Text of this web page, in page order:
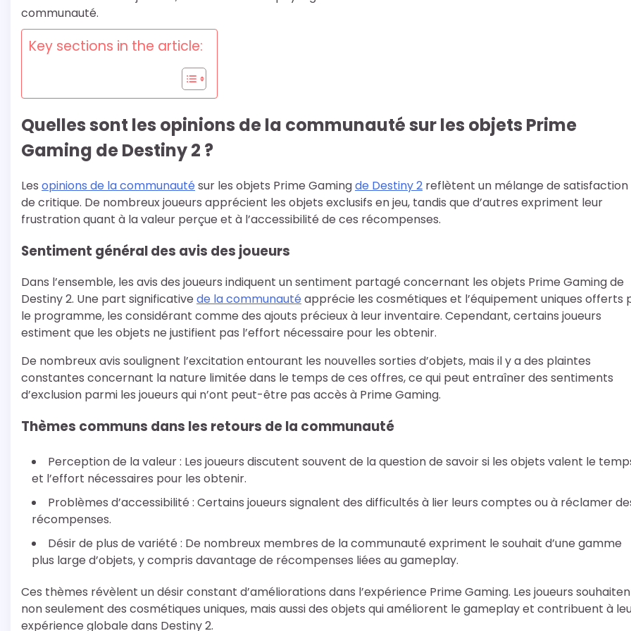
communauté.
Key sections in the article:
Quelles sont les opinions de la communauté sur les objets Prime
Gaming de Destiny 2 ?
Les opinions de la communauté sur les objets Prime Gamingde Destiny 2 reflètent un mélange de satisfaction
de critique. De nombreux joueurs apprécient les objets exclusifs en jeu, tandis que d’autres expriment leur
frustration quant à la valeur perçue et à l’accessibilité de ces récompenses.
Sentiment général des avis des joueurs
Dans l’ensemble, les avis des joueurs indiquent un sentiment partagé concernant les objets Prime Gaming de
Destiny 2. Une part significative de la communauté apprécie les cosmétiques et l’équipement uniques offerts
le programme, les considérant comme des ajouts précieux à leur inventaire. Cependant, certains joueurs
estiment que les objets ne justifient pas l’effort nécessaire pour les obtenir.
De nombreux avis soulignent l’excitation entourant les nouvelles sorties d’objets, mais il y a des plaintes
constantes concernant la nature limitée dans le temps de ces offres, ce qui peut entraîner des sentiments
d’exclusion parmi les joueurs qui n’ont peut-être pas accès à Prime Gaming.
Thèmes communs dans les retours de la communauté
Perception de la valeur : Les joueurs discutent souvent de la question de savoir si les objets valent le
et l’effort nécessaires pour les obtenir.
Problèmes d’accessibilité : Certains joueurs signalent des difficultés à lier leurs comptes ou à réclamer
récompenses.
Désir de plus de variété : De nombreux membres de la communauté expriment le souhait d’une gamme
plus large d’objets, y compris davantage de récompenses liées au gameplay.
Ces thèmes révèlent un désir constant d’améliorations dans l’expérience Prime Gaming. Les joueurs
non seulement des cosmétiques uniques, mais aussi des objets qui améliorent le gameplay et contribuent à
expérience globale dans Destiny 2.